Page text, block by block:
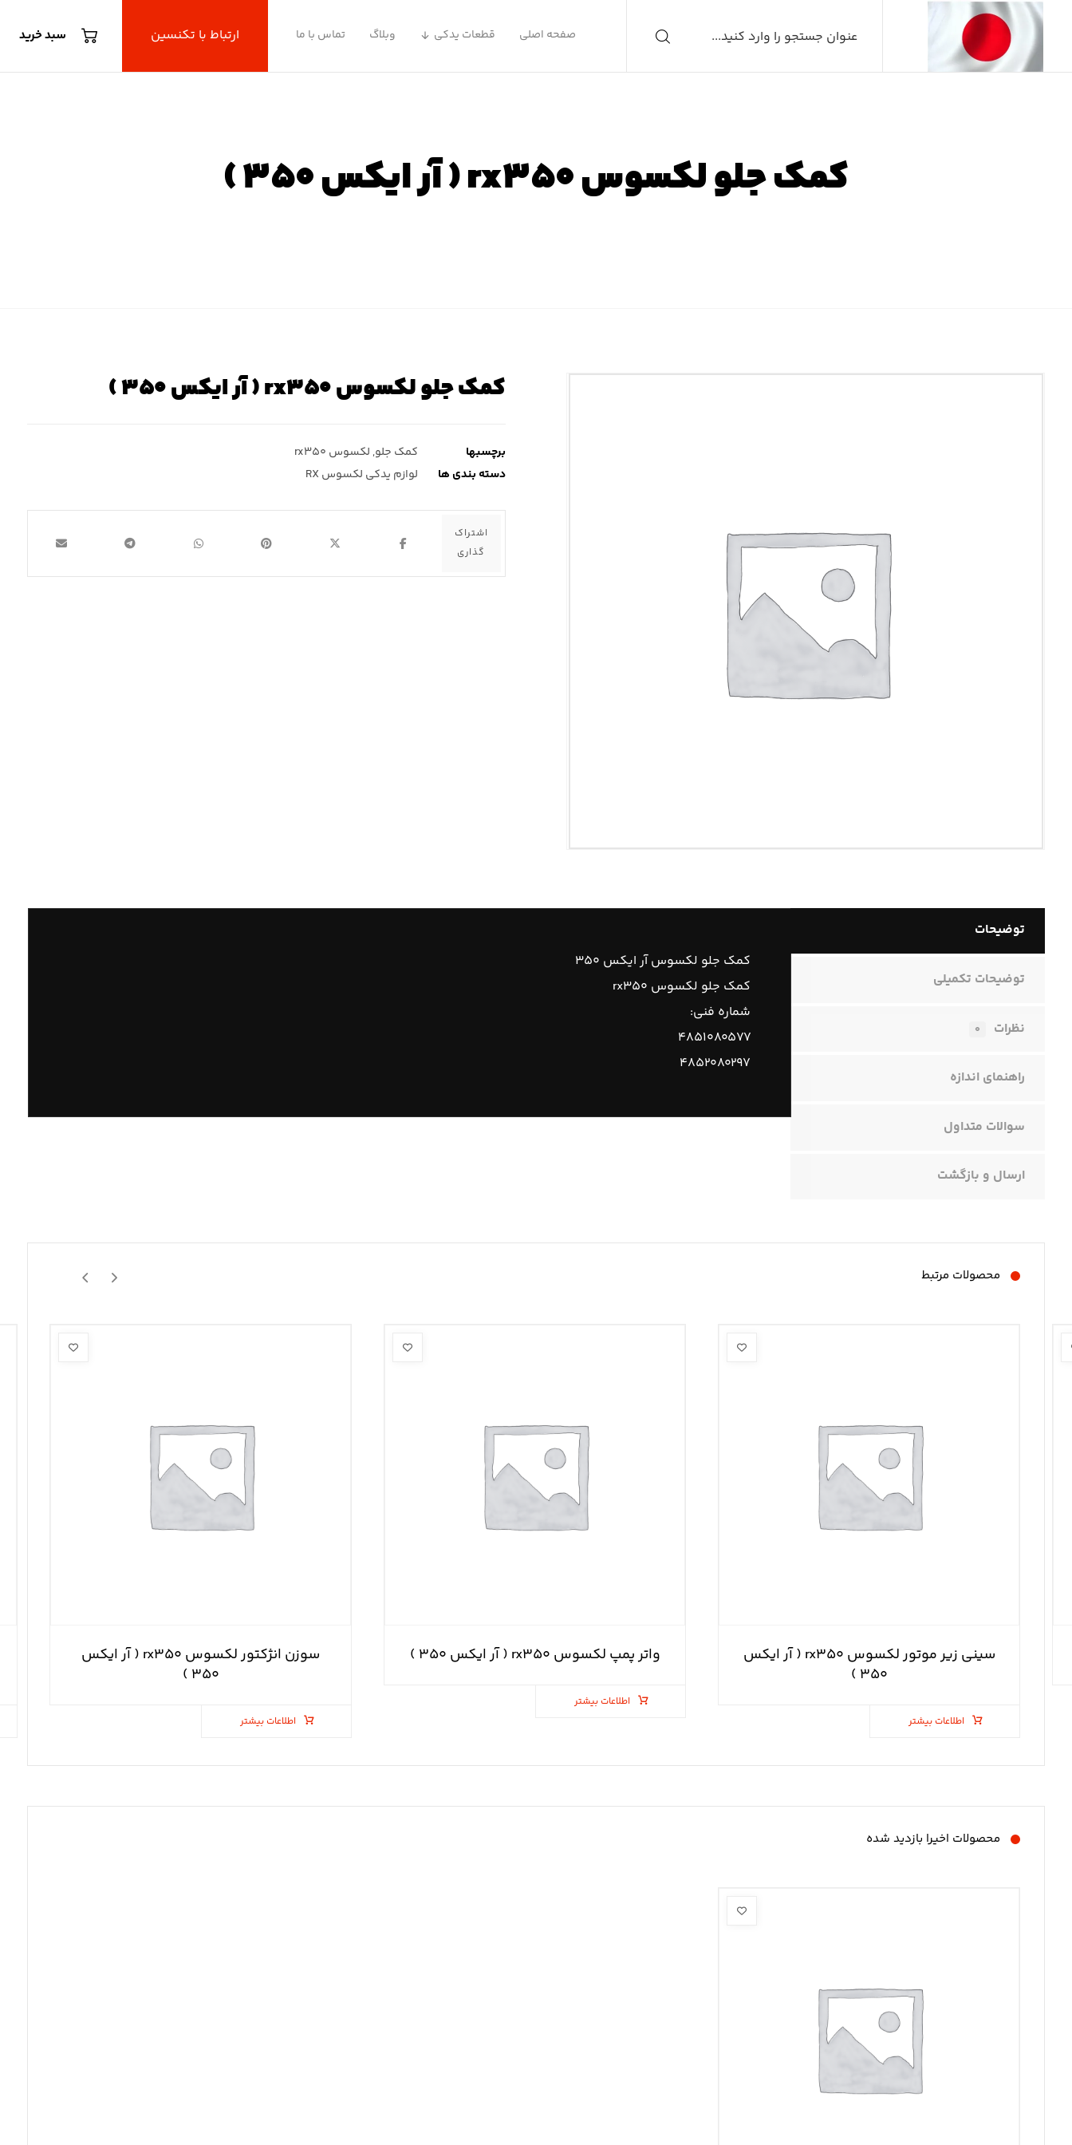
سبد خرید ارتباط با تکنسین صفحه اصلی قطعات یدکی وبلاگ تماس با ما
کمک جلو لکسوس rx۳۵۰ ( آر ایکس ۳۵۰ )
کمک جلو لکسوس rx۳۵۰ ( آر ایکس ۳۵۰ )
برچسبها کمک جلو, لکسوس rx۳۵۰
دسته بندی ها
لوازم یدکی لکسوس RX
توضیحات
توضیحات تکمیلی
نظرات ۰
راهنمای اندازه
سوالات متداول
ارسال و بازگشت
کمک جلو لکسوس آر ایکس ۳۵۰
کمک جلو لکسوس rx۳۵۰
شماره فنی:
۴۸۵۱۰۸۰۵۷۷
۴۸۵۲۰۸۰۲۹۷
محصولات مرتبط
سینی زیر موتور لکسوس rx۳۵۰ ( آر ایکس
۳۵۰ )
اطلاعات بیشتر
واتر پمپ لکسوس rx۳۵۰ ( آر ایکس ۳۵۰ )
اطلاعات بیشتر
سوزن انژکتور لکسوس rx۳۵۰ ( آر ایکس
۳۵۰ )
اطلاعات بیشتر
محصولات اخیرا بازدید شده